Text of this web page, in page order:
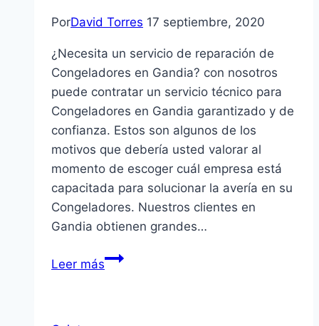
PorDavid Torres 17 septiembre, 2020
¿Necesita un servicio de reparación de
Congeladores en Gandia? con nosotros
puede contratar un servicio técnico para
Congeladores en Gandia garantizado y de
confianza. Estos son algunos de los
motivos que debería usted valorar al
momento de escoger cuál empresa está
capacitada para solucionar la avería en su
Congeladores. Nuestros clientes en
Gandia obtienen grandes…
Leer másReparación